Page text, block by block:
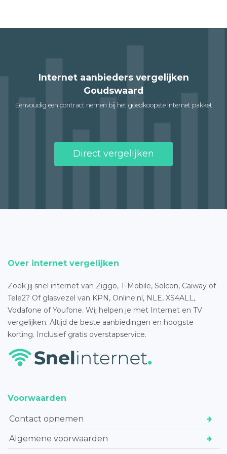
Internet aanbieders vergelijken
Goudswaard
Eenvoudig een contract nemen bij het goedkoopste internet pakket
Direct vergelijken
Over internet vergelijken
Zoek jij snel internet van Ziggo, T-Mobile, Solcon, Caiway of
Tele2? Of glasvezel van KPN, Online.nl, NLE, XS4ALL,
Vodafone of Youfone. Wij helpen je met Internet en TV
vergelijken. Altijd de beste aanbiedingen en hoogste
korting. Inclusief gratis overstapservice.
Voorwaarden
Contact opnemen
Algemene voorwaarden